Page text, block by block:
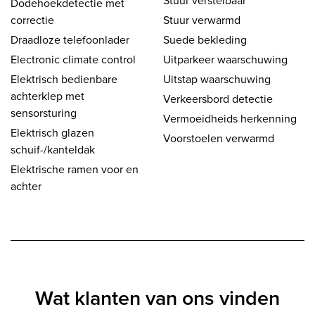
correctie
Draadloze telefoonlader
Electronic climate control
Elektrisch bedienbare
achterklep met
sensorsturing
Elektrisch glazen
schuif-/kanteldak
Elektrische ramen voor en
achter
Stuur verwarmd
Suede bekleding
Uitparkeer waarschuwing
Uitstap waarschuwing
Verkeersbord detectie
Vermoeidheids herkenning
Voorstoelen verwarmd
Wat klanten van ons vinden